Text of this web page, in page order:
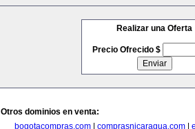
Realizar una Oferta
Precio Ofrecido $
Otros dominios en venta:
bogotacompras.com| comprasnicaragua.com|